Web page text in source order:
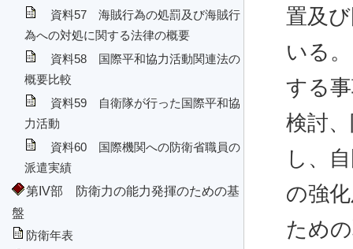
資料57 海賊行為の処罰及び海賊行
為への対処に関する法律の概要
資料58 国際平和協力活動関連法の
概要比較
資料59 自衛隊が行った国際平和協
力活動
資料60 国際機関への防衛省職員の
派遣実績
第IV部 防衛力の能力発揮のための基
盤
防衛年表
置及
いる
する
検討
し、
の強
ため